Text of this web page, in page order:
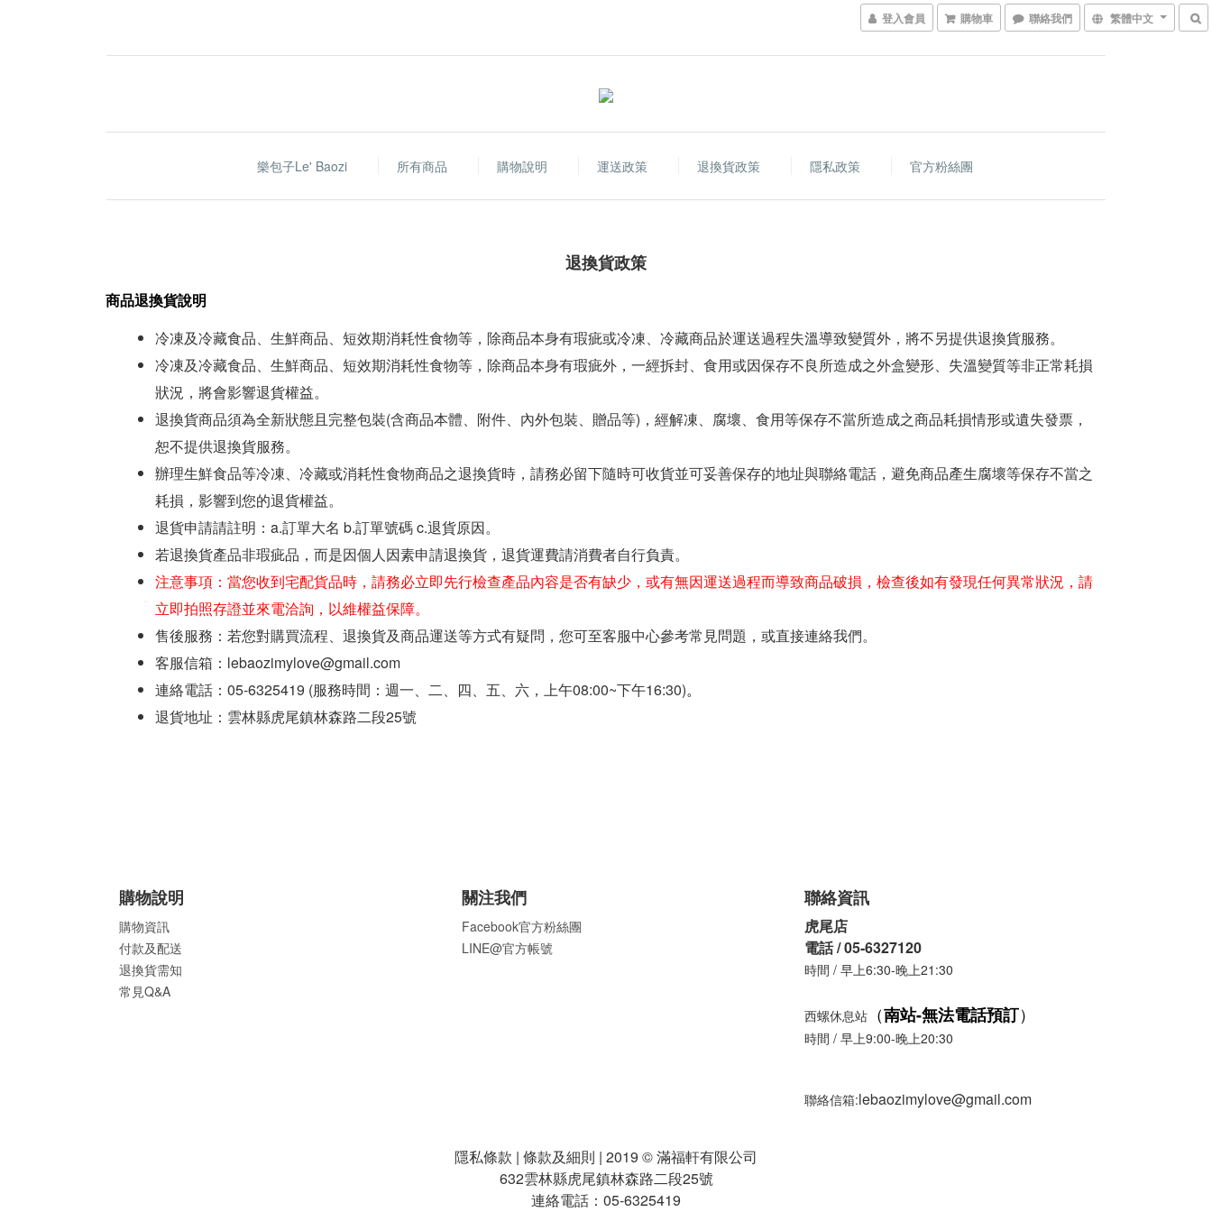
登入會員 購物車 聯絡我們 繁體中文
樂包子Le' Baozi 所有商品 購物說明 運送政策 退換貨政策 隱私政策 官方粉絲團
退換貨政策
商品退換貨說明
冷凍及冷藏食品、生鮮商品、短效期消耗性食物等，除商品本身有瑕疵或冷凍、冷藏商品於運送過程失溫導致變質外，將不另提供退換貨服務。
冷凍及冷藏食品、生鮮商品、短效期消耗性食物等，除商品本身有瑕疵外，一經拆封、食用或因保存不良所造成之外盒變形、失溫變質等非正常耗損
狀況，將會影響退貨權益。
退換貨商品須為全新狀態且完整包裝(含商品本體、附件、內外包裝、贈品等)，經解凍、腐壞、食用等保存不當所造成之商品耗損情形或遺失發票，
恕不提供退換貨服務。
辦理生鮮食品等冷凍、冷藏或消耗性食物商品之退換貨時，請務必留下隨時可收貨並可妥善保存的地址與聯絡電話，避免商品產生腐壞等保存不當之
耗損，影響到您的退貨權益。
退貨申請請註明：a.訂單大名 b.訂單號碼 c.退貨原因。
若退換貨產品非瑕疵品，而是因個人因素申請退換貨，退貨運費請消費者自行負責。
注意事項：當您收到宅配貨品時，請務必立即先行檢查產品內容是否有缺少，或有無因運送過程而導致商品破損，檢查後如有發現任何異常狀況，請
立即拍照存證並來電洽詢，以維權益保障。
售後服務：若您對購買流程、退換貨及商品運送等方式有疑問，您可至客服中心參考常見問題，或直接連絡我們。
客服信箱：lebaozimylove@gmail.com
連絡電話：05-6325419 (服務時間：週一、二、四、五、六，上午08:00~下午16:30)。
退貨地址：雲林縣虎尾鎮林森路二段25號
購物說明
購物資訊
付款及配送
退換貨需知
常見Q&A
關注我們
Facebook官方粉絲團
LINE@官方帳號
聯絡資訊
虎尾店
電話 / 05-6327120
時間 / 早上6:30-晚上21:30
西螺休息站 （南站-無法電話預訂）
時間 / 早上9:00-晚上20:30
聯絡信箱:lebaozimylove@gmail.com
隱私條款 | 條款及細則 | 2019 © 滿福軒有限公司
632雲林縣虎尾鎮林森路二段25號
連絡電話：05-6325419